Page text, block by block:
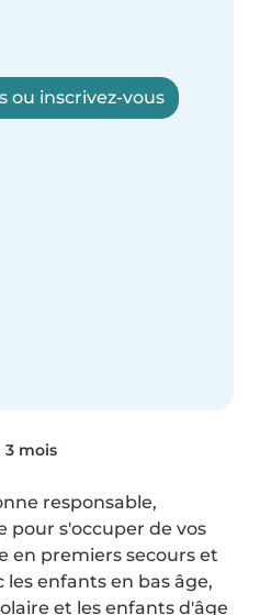
ou inscrivez-vous
3 mois
responsable,
pour s'occuper de vos
en premiers secours et
les enfants en bas âge,
et les enfants d'âge